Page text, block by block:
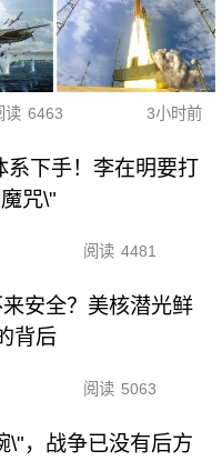
读 6463 3小时前
系下手！李在明要打
咒\"
阅读 4481
安全？美核潜光鲜
背后
阅读 5063
\"，战争已没有后方